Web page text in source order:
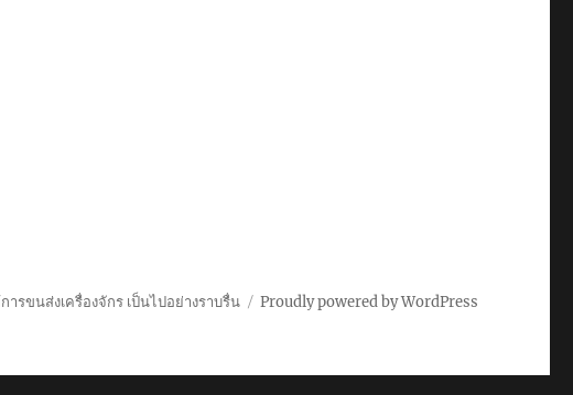
รขนส่งเครื่องจักร เป็นไปอย่างราบรื่น Proudly powered by WordPress